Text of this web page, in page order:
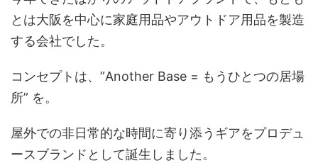
とは大阪を中心に家庭用品やアウトドア用品を製造
する会社でした。
コンセプトは、”Another Base = もうひとつの居場
所” を。
屋外での非日常的な時間に寄り添うギアをプロデュ
ースブランドとして誕生しました。